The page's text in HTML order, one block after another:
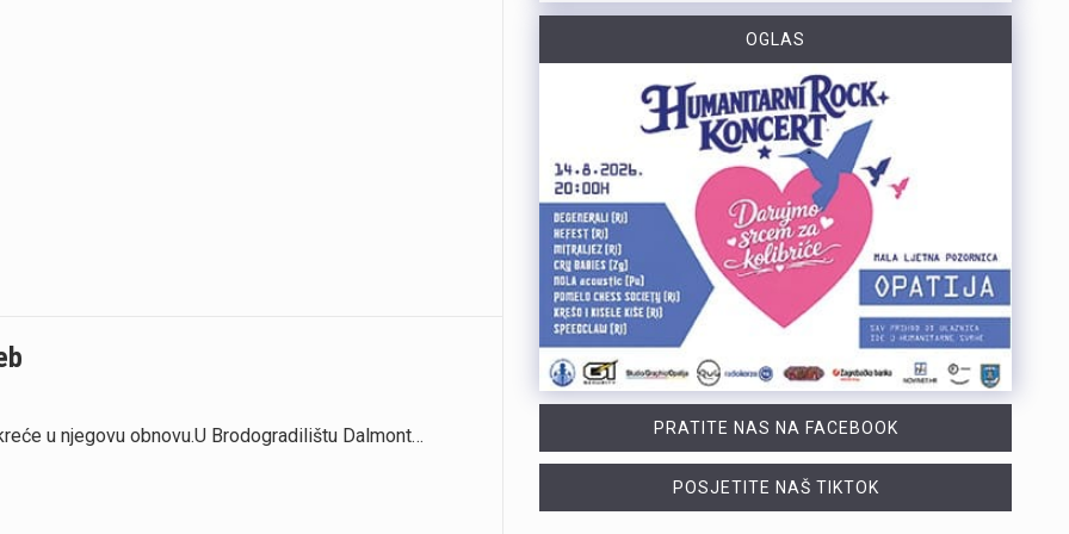
https://youtu.be/dUeukmccp5w U gospodarskoj zoni Volnik pokraj Cresa svečano je obilježen početak izgradnje novog vatrogasnog doma, što predstavlja jedan od najvažnijih infrastrukturnih projekata za tamošnje vatrogastvo. Umjesto kamena temeljca, u temelje je položena kutija s vatrogasnom sjekiricom, mlaznicom i drugim predmetima, a događaju su prisustvovali gradonačelnik Cresa Marin Gregorović te dužnosnici i članovi vatrogasnih društava. Više u videoprilogu:
https://youtu.be/MxppqkGISgM U umjetničkom paviljonu Juraj Šporer u Opatiji otvorena je izložba Pop arta pred gotovo 800 posjetitelja, nakon čega je održano i stručno vodstvo. Djela dolaze iz jedne od najvećih privatnih zbirki u Austriji koju su 1960-ih pokrenuli Peter Infeld i njegova majka, a uključuje i radove Andyja Warhola. Izložba ostaje otvorena do 27. rujna i može se razgledati svakim danom od 10 do 22 sata. Više u videoprilogu:
u njegovu obnovu.U Brodogradilištu Dalmont…
OGLAS
PRATITE NAS NA FACEBOOK
POSJETITE NAŠ TIKTOK